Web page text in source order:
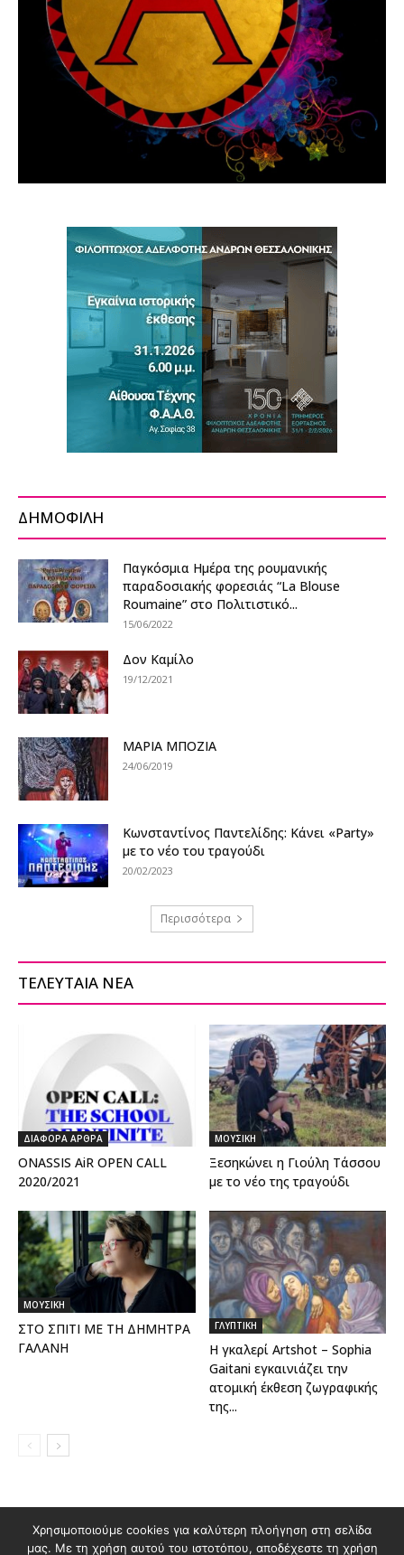
ΔΗΜΟΦΙΛΗ
Παγκόσμια Ημέρα της ρουμανικής
παραδοσιακής φορεσιάς “La Blouse
Roumaine” στο Πολιτιστικό...
15/06/2022
Δον Καμίλο
19/12/2021
ΜΑΡΙΑ ΜΠΟΖΙΑ
24/06/2019
Kωνσταντίνος Παντελίδης: Κάνει «Party»
με το νέο του τραγούδι
20/02/2023
Περισσότερα
ΤΕΛΕΥΤΑΙΑ ΝΕΑ
ΔΙΑΦΟΡΑ ΑΡΘΡΑ
ONASSIS AiR OPEN CALL
2020/2021
ΜΟΥΣΙΚΗ
Ξεσηκώνει η Γιούλη Τάσσου
με το νέο της τραγούδι
ΜΟΥΣΙΚΗ
ΣΤΟ ΣΠΙΤΙ ΜΕ ΤΗ ΔΗΜΗΤΡΑ
ΓΑΛΑΝΗ
ΓΛΥΠΤΙΚΗ
Η γκαλερί Artshot – Sophia
Gaitani εγκαινιάζει την
ατομική έκθεση ζωγραφικής
της...
Διαφημιστείτε στο Polis Magazino
Όροι χρήσης & Πολιτική Προστασίας Προσωπικών Δεδομένων
Χρησιμοποιούμε cookies για καλύτερη πλοήγηση στη σελίδα
μας. Με τη χρήση αυτού του ιστοτόπου, αποδέχεστε τη χρήση